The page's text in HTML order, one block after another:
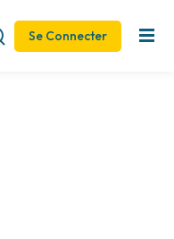
Se Connecter
Sign up